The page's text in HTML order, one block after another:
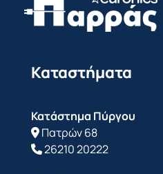
Καταστήματα
Κατάστημα Πύργου
Πατρών 68
26210 20222